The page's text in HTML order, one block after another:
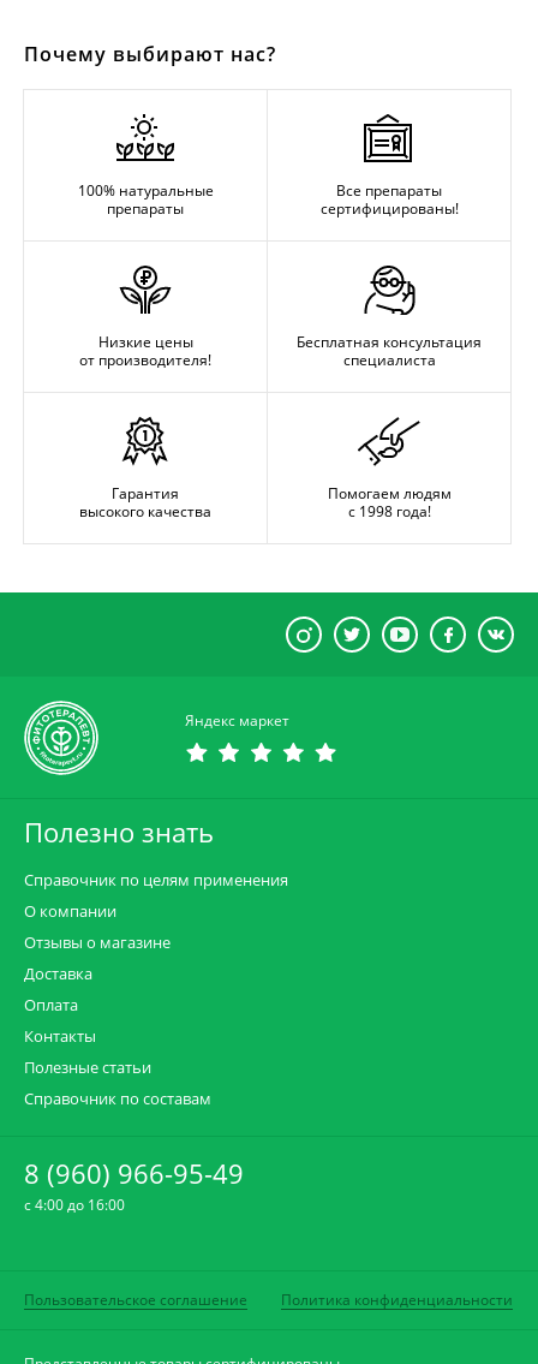
Почему выбирают нас?
100% натуральные
препараты
Все препараты
сертифицированы!
Низкие цены
от производителя!
Бесплатная консультация
специалиста
Гарантия
высокого качества
Помогаем людям
с 1998 года!
Яндекс маркет
Полезно знать
Справочник по целям применения
О компании
Отзывы о магазине
Доставка
Оплата
Контакты
Полезные статьи
Справочник по составам
8 (960) 966-95-49
c 4:00 до 16:00
Пользовательское соглашение Политика конфиденциальности